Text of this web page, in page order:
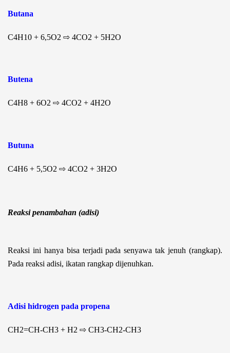
Butana
C4H10 + 6,5O2 ⇨ 4CO2 + 5H2O
Butena
C4H8 + 6O2 ⇨ 4CO2 + 4H2O
Butuna
C4H6 + 5,5O2 ⇨ 4CO2 + 3H2O
Reaksi penambahan (adisi)
Reaksi ini hanya bisa terjadi pada senyawa tak jenuh (rangkap).
Pada reaksi adisi, ikatan rangkap dijenuhkan.
Adisi hidrogen pada propena
CH2=CH-CH3 + H2 ⇨ CH3-CH2-CH3